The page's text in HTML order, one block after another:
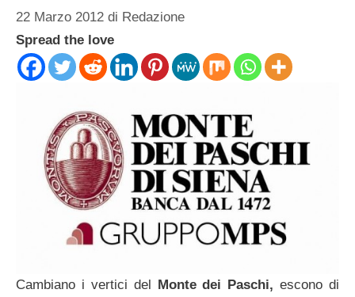
22 Marzo 2012 di Redazione
Spread the love
Cambiano i vertici del Monte dei Paschi, escono di